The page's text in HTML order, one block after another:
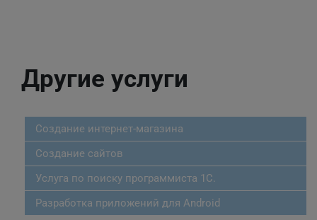
Другие услуги
Создание интернет-магазина
Создание сайтов
Услуга по поиску программиста 1С.
Разработка приложений для Android